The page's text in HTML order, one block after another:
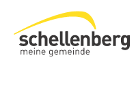
Gemeinde Schellenberg Startseite